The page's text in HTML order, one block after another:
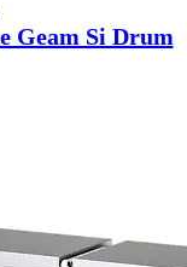
Geam Si Drum